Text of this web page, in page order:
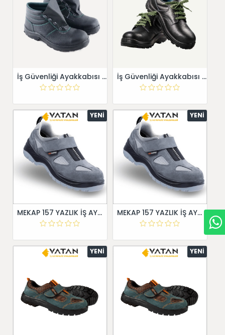
İş Güvenliği Ayakkabısı Bot Fivestar İş Güvenliği Ayakkabısı Fivestar 1
YENI
MEKAP 157 YAZLIK İŞ AYAKKABISI
YENI
MEKAP 157 YAZLIK İŞ AYAKKABISI
YENI YENI